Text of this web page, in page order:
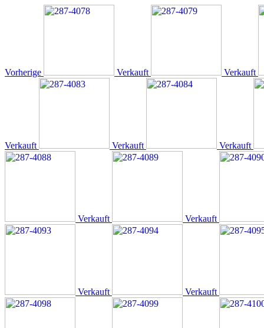
Vorherige Verkauft Verkauft
Verkauft Verkauft Verkauft
Verkauft Verkauft
Verkauft Verkauft